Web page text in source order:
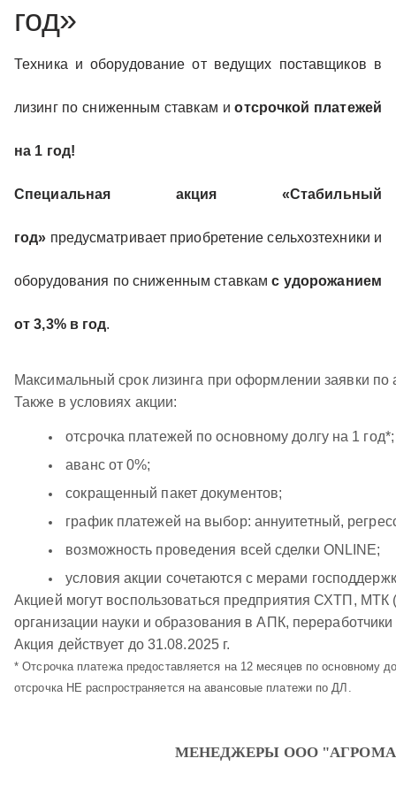
год»
Техника и оборудование от ведущих поставщиков в
лизинг по сниженным ставкам иотсрочкой платежей
на 1 год!
Специальная акция «Стабильный
год» предусматривает приобретение сельхозтехники и
оборудования по сниженным ставкам с удорожанием
от 3,3% в год.
Максимальный срок лизинга при оформлении заявки по
Также в условиях акции:
отсрочка платежей по основному долгу на 1 год*;
аванс от 0%;
сокращенный пакет документов;
график платежей на выбор: аннуитетный,
возможность проведения всей сделки ONLINE;
условия акции сочетаются с мерами
Акцией могут воспользоваться предприятия СХТП,
организации науки и образования в АПК,
Акция действует до 31.08.2025 г.
* Отсрочка платежа предоставляется на 12 месяцев по основному
отсрочка НЕ распространяется на авансовые платежи по ДЛ.
МЕНЕДЖЕРЫ ООО